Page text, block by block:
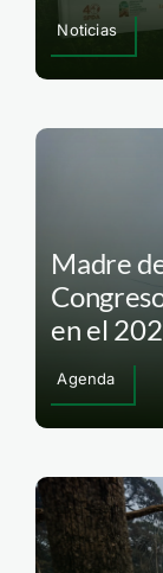
Noticias
Madre
en el
Agenda